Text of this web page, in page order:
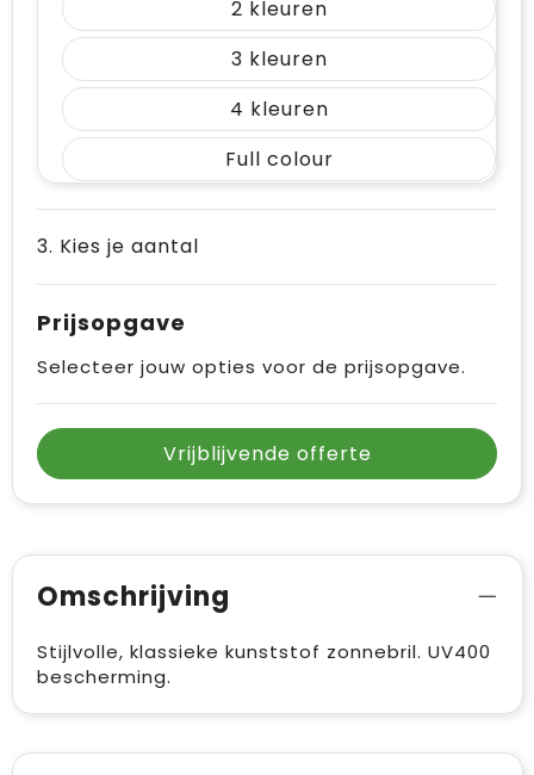
2
3
4
Full colour
3. Kies je aantal
Prijsopgave
Selecteer jouw opties voor de prijsopgave.
Vrijblijvende offerte
Omschrijving
Stijlvolle, klassieke kunststof zonnebril. UV400
bescherming.